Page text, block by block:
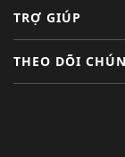
TRỢ GIÚP
THEO DÕI